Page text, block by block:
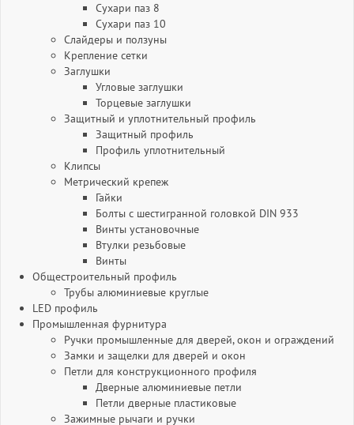
Сухари паз 8
Сухари паз 10
Слайдеры и ползуны
Крепление сетки
Заглушки
Угловые заглушки
Торцевые заглушки
Защитный и уплотнительный профиль
Защитный профиль
Профиль уплотнительный
Клипсы
Метрический крепеж
Гайки
Болты с шестигранной головкой DIN 933
Винты установочные
Втулки резьбовые
Винты
Общестроительный профиль
Трубы алюминиевые круглые
LED профиль
Промышленная фурнитура
Ручки промышленные для дверей, окон и ограждений
Замки и защелки для дверей и окон
Петли для конструкционного профиля
Дверные алюминиевые петли
Петли дверные пластиковые
Зажимные рычаги и ручки